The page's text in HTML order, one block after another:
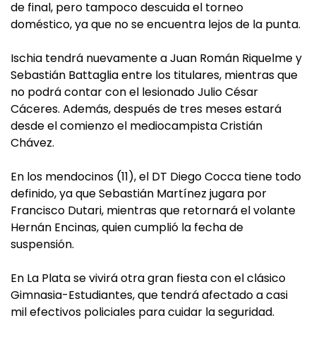
de final, pero tampoco descuida el torneo
doméstico, ya que no se encuentra lejos de la punta.
Ischia tendrá nuevamente a Juan Román Riquelme y
Sebastián Battaglia entre los titulares, mientras que
no podrá contar con el lesionado Julio César
Cáceres. Además, después de tres meses estará
desde el comienzo el mediocampista Cristián
Chávez.
En los mendocinos (11), el DT Diego Cocca tiene todo
definido, ya que Sebastián Martínez jugara por
Francisco Dutari, mientras que retornará el volante
Hernán Encinas, quien cumplió la fecha de
suspensión.
En La Plata se vivirá otra gran fiesta con el clásico
Gimnasia-Estudiantes, que tendrá afectado a casi
mil efectivos policiales para cuidar la seguridad.